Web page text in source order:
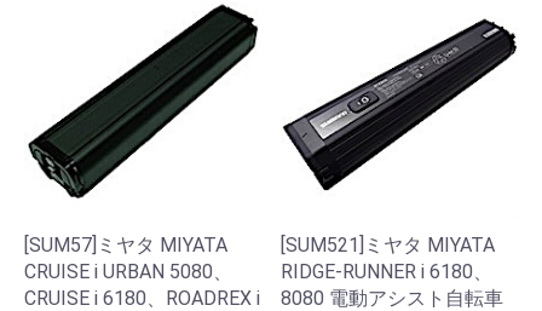
[SUM57]ミヤタ MIYATA
CRUISE i URBAN 5080、
CRUISE i 6180、ROADREX i
[SUM521]ミヤタ MIYATA
RIDGE-RUNNER i 6180、
8080 電動アシスト自転車